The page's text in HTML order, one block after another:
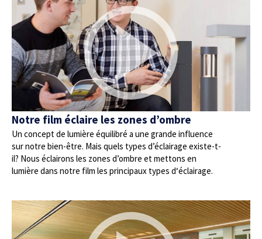
Notre film éclaire les zones d’ombre
Un concept de lumière équilibré a une grande influence
sur notre bien-être. Mais quels types d’éclairage existe-t-
il? Nous éclairons les zones d’ombre et mettons en
lumière dans notre film les principaux types d‘éclairage.